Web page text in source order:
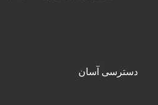
دسترسی آسان